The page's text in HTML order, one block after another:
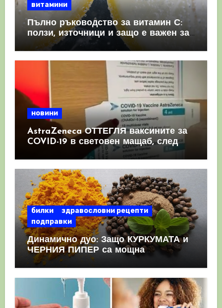
витамини
Пълно ръководство за витамин С:
ползи, източници и защо е важен за
имунната система
новини
AstraZeneca ОТТЕГЛЯ ваксините за
COVID-19 в световен мащаб, след
като призна, че те причиняват
билки
здравословни рецепти
подправки
Динамично дуо: Защо КУРКУМАТА и
ЧЕРНИЯ ПИПЕР са мощна
комбинация